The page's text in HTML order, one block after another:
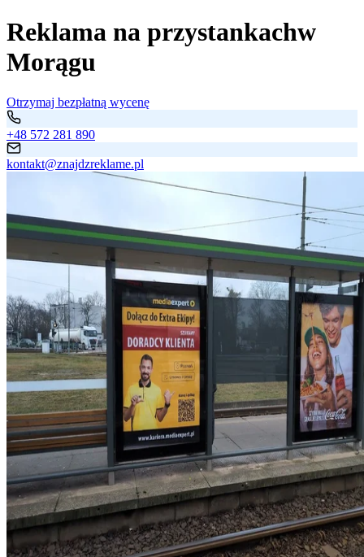
Reklama na przystankachw
Morągu
Otrzymaj bezpłatną wycenę
+48 572 281 890
kontakt@znajdzreklame.pl